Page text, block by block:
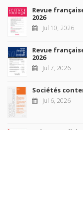
Revue
2026
Jul 10, 2026
Revue
2026
Jul 7, 2026
Sociétés
Jul 6, 2026
Raisons